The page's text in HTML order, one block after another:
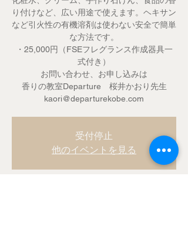
り付けなど、広い用途で使えます。ヘキサン
など引火性の有機溶剤は使わない安全で簡単
な方法です。
・25,000円（FSEフレグランス作成器具一
式付き）
お問い合わせ、お申し込みは
香りの教室Departure 桜井かおり先生
kaori@departurekobe.com
受付停止
他のイベントを見る